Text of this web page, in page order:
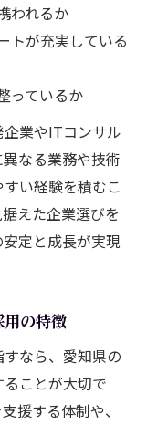
われるか
トが充実している
っているか
業やITコンサル
なる業務や技術
い経験を積むこ
えた企業選びを
定と成長が実現
の特徴
すなら、愛知県の
ことが大切で
援する体制や、